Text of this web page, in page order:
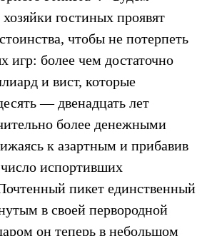
хозяйки гостиных проявят
чтобы не потерпеть
игр: более чем достаточно
и вист, которые
— двенадцать лет
более денежными
к азартным и прибавив
испортивших
пикет единственный
в своей первородной
он теперь в небольшом